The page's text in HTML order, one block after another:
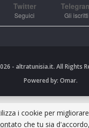
Twitter
Seguici Gli iscritti
- altratunisia.it. All Rights
Powered by: Omar.
i cookie per
che tu sia